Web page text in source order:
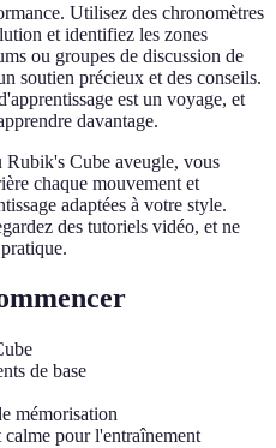
Utilisez des chronomètres
et identifiez les zones
ou groupes de discussion de
soutien précieux et des conseils.
est un voyage, et
davantage.
Cube aveugle, vous
chaque mouvement et
adaptées à votre style.
des tutoriels vidéo, et ne
de base
mémorisation
pour l'entraînement